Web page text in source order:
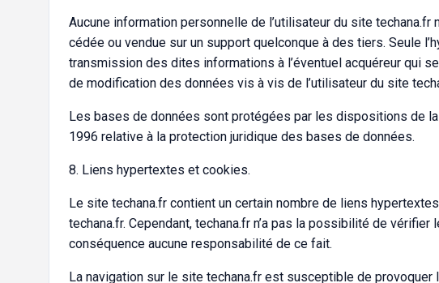
Aucune information personnelle de l’utilisateur du site techana.fr
cédée ou vendue sur un support quelconque à des tiers. Seule
transmission des dites informations à l’éventuel acquéreur qui
de modification des données vis à vis de l’utilisateur du site
Les bases de données sont protégées par les dispositions de
1996 relative à la protection juridique des bases de données.
8. Liens hypertextes et cookies.
Le site techana.fr contient un certain nombre de liens
techana.fr. Cependant, techana.fr n’a pas la possibilité de
conséquence aucune responsabilité de ce fait.
La navigation sur le site techana.fr est susceptible de provoquer